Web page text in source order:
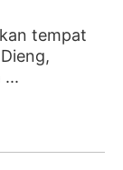
tempat
...